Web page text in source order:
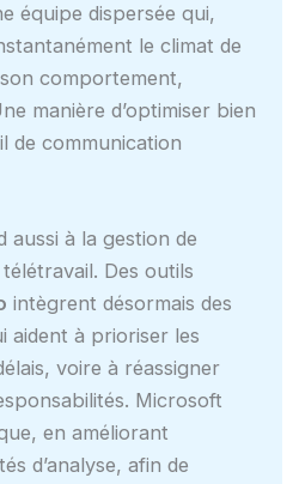
équipe dispersée qui,
le climat de
comportement,
manière d’optimiser bien
de communication
aussi à la gestion de
Des outils
intègrent désormais des
aident à prioriser les
voire à réassigner
Microsoft
en améliorant
d’analyse, afin de